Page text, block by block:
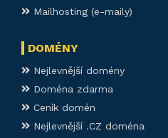
Mailhosting (e-maily)
DOMÉNY
Nejlevnější domény
Doména zdarma
Ceník domén
Nejlevnější .CZ doména